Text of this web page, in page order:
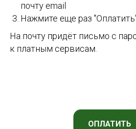
почту email
Нажмите еще раз
На почту придёт письмо с
к платным сервисам.
ОПЛАТИТЬ